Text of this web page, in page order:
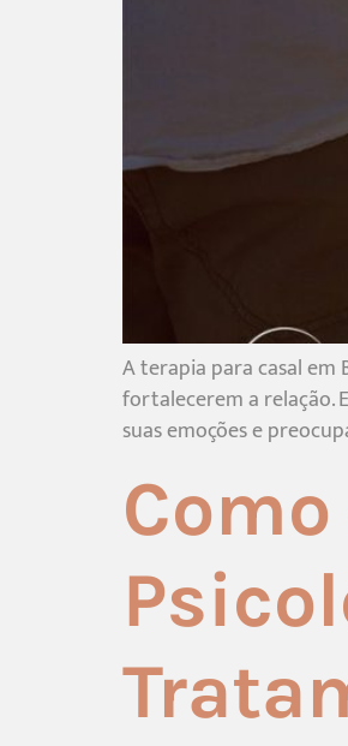
A terapia para casal
fortalecerem a relação.
suas emoções e